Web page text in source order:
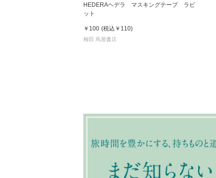
HEDERAヘデラ マスキングテープ ラビ
ット
￥100 (税込 ￥110)
梅田 蔦屋書店